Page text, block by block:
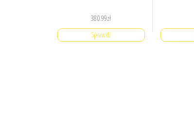
380.99zł
Sprawdź